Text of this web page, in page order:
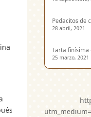
Pedacitos de
28 abril, 2021
Tarta finísima
25 marzo, 2021